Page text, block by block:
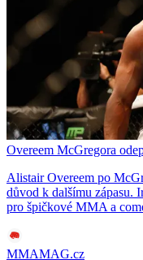
Overeem McGregora
Alistair Overeem po
důvod k dalšímu zápasu.
pro špičkové MMA a
MMAMAG.cz